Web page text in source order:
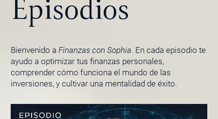
Episodios
Bienvenido a Finanzas con Sophia. En cada episodio te
ayudo a optimizar tus finanzas personales,
comprender cómo funciona el mundo de las
inversiones, y cultivar una mentalidad de éxito.
PÁGINA
PÁGINA
PÁGINAPÁGINA